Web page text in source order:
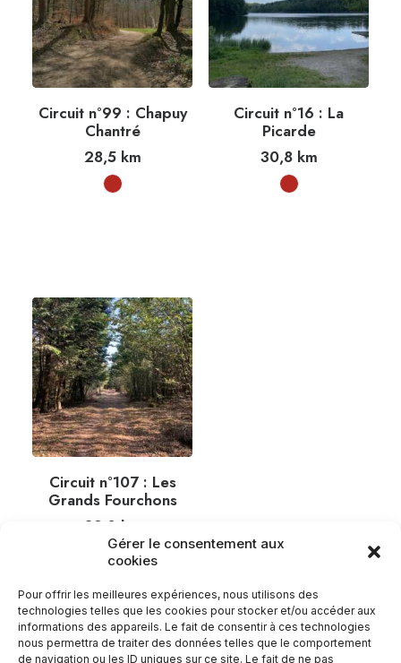
Gérer le consentement aux
cookies
Pour offrir les meilleures expériences, nous utilisons des
technologies telles que les cookies pour stocker et/ou accéder aux
informations des appareils. Le fait de consentir à ces technologies
nous permettra de traiter des données telles que le comportement
de navigation ou les ID uniques sur ce site. Le fait de ne pas
Circuit n°99 : Chapuy
Chantré
28,5km
Circuit n°16 : La
Picarde
30,8km
Circuit n°107 : Les
Grands Fourchons
39,0 km